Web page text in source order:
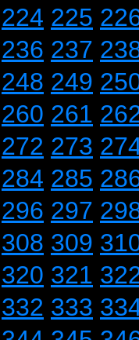
224 225
236 237
248 249
260 261
272 273
284 285
296 297
308 309
320 321
332 333